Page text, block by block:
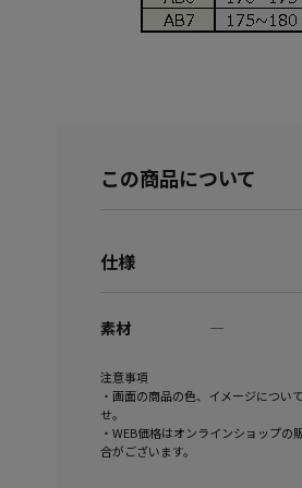
この商品について
仕様
素材 ―
注意事項
・画面の商品の色、イメージについ
せ。
・WEB価格はオンラインショップ
合がございます。